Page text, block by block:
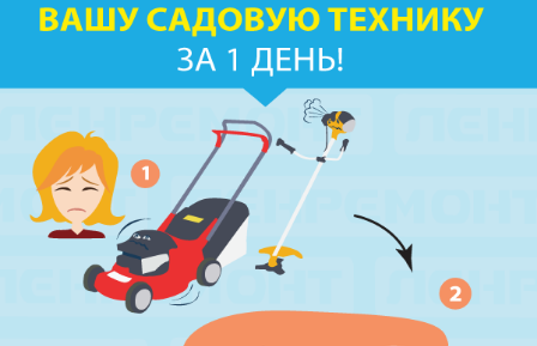
м. Елизаровская
пр. Елизарова, д.36
м. Международная
ул. Белы Куна, д.20, к.1
м. Пионерская
пр. Испытателей, д.11, к.1
м. Гражданский пр.
ул. Ушинского, д.25, к.1